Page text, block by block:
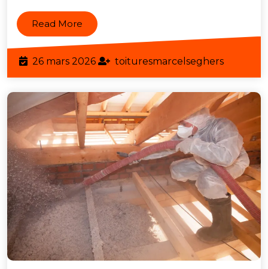
acier
pour
un
confort
optimal
Read More Read
More
26 mars 202626
mars
toituresmarcelseghers